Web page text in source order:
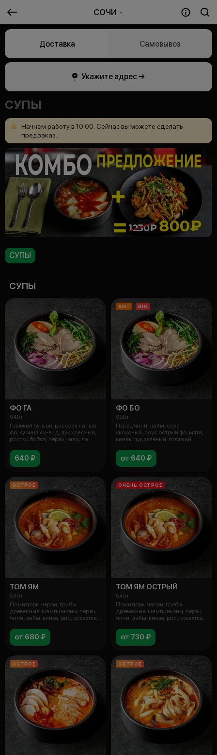
СОЧИ
Доставка Самовывоз
Укажите адрес →
СУПЫ
Начнём работу в 10:00. Сейчас вы можете сделать
предзаказ.
СУПЫ
СУПЫ
ФО ГА
940 г
Говяжий бульон, рисовая лапша
фо, курица су-вид, лук красный,
ростки бобов, перец чили, ла
640 ₽
ХИТ BIG
ФО БО
950 г
Перец чили, лайм, соус
уксусный, соус острый фо, мята,
кинза, лук зеленый, говяжий
от 640 ₽
ОСТРОЕ
ТОМ ЯМ
530 г
Помидоры черри, грибы
древесные, шампиньоны, перец
чили, лайм, кинза, рис, креветка,
от 680 ₽
ОЧЕНЬ ОСТРОЕ
ТОМ ЯМ ОСТРЫЙ
540 г
Помидоры черри, грибы
древесные, шампиньоны, перец
чили, лайм, кинза, рис, креветка,
от 730 ₽
ОСТРОЕ ОСТРОЕ